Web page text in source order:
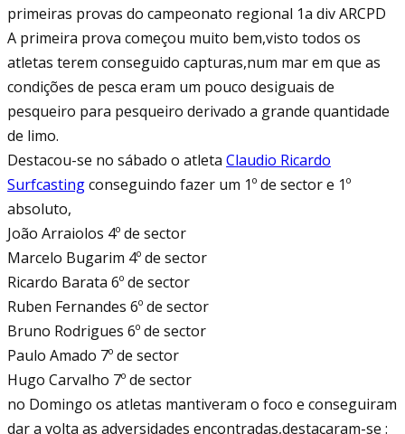
primeiras provas do campeonato regional 1a div ARCPD
A primeira prova começou muito bem,visto todos os
atletas terem conseguido capturas,num mar em que as
condições de pesca eram um pouco desiguais de
pesqueiro para pesqueiro derivado a grande quantidade
de limo.
Destacou-se no sábado o atleta Claudio Ricardo
Surfcastingconseguindo fazer um 1º de sector e 1º
absoluto,
João Arraiolos 4º de sector
Marcelo Bugarim 4º de sector
Ricardo Barata 6º de sector
Ruben Fernandes 6º de sector
Bruno Rodrigues 6º de sector
Paulo Amado 7º de sector
Hugo Carvalho 7º de sector
no Domingo os atletas mantiveram o foco e conseguiram
dar a volta as adversidades encontradas,destacaram-se :